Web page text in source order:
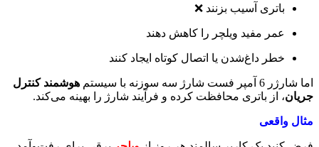
باتری آسیب بزنند ❌
عمر مفید ویلچر را کاهش دهند
خطر داغ‌شدن یا اتصال کوتاه ایجاد کنند
اما شارژر 6 آمپر فست شارژ سه سوزنه با سیستم
هوشمند کنترل
جریان، از باتری محافظت کرده و فرآیند شارژ را بهینه می‌کند.
مثال واقعی